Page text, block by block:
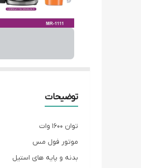
توضیحات
توان 1600 وات
موتور فول مس
بدنه و پایه های استیل